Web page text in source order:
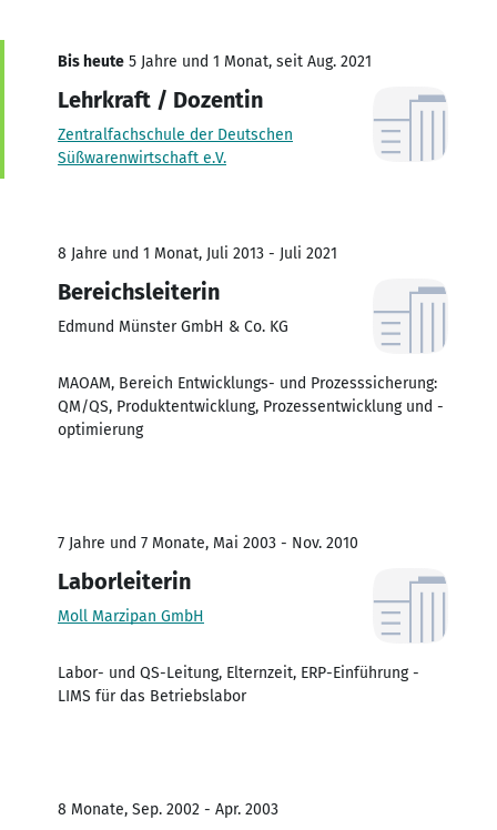
Bis heute 5 Jahre und 1 Monat, seit Aug. 2021
Lehrkraft / Dozentin
Zentralfachschule der Deutschen
Süßwarenwirtschaft e.V.
8 Jahre und 1 Monat, Juli 2013 - Juli 2021
Bereichsleiterin
Edmund Münster GmbH & Co. KG
MAOAM, Bereich Entwicklungs- und Prozesssicherung:
QM/QS, Produktentwicklung, Prozessentwicklung und -
optimierung
7 Jahre und 7 Monate, Mai 2003 - Nov. 2010
Laborleiterin
Moll Marzipan GmbH
Labor- und QS-Leitung, Elternzeit, ERP-Einführung -
LIMS für das Betriebslabor
8 Monate, Sep. 2002 - Apr. 2003